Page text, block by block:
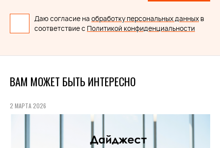
Даю согласие на обработку персональных данных в
соответствие с Политикой конфиденциальности
ВАМ МОЖЕТ БЫТЬ ИНТЕРЕСНО
2 МАРТА 2026